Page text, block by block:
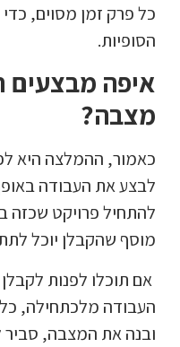
כל פרק זמן מסוים,
הסופיות.
איפה מבצעים
מצבה?
כאמור, ההמלצה היא
לבצע את העבודה
להתחיל פרויקט שכזה
מוסף שהקבלן יוכל
אם תוכלו לפנות
העבודה מלכתחילה,
ובנה את המצבה,